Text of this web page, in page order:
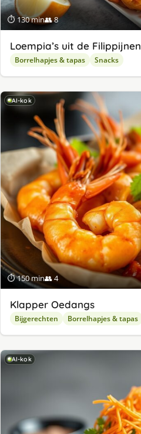
⏱ 130 min👥 8
Loempia’s uit de Filippijnen
Borrelhapjes & tapas Snacks
AI-kok
⏱ 150 min👥 4
Klapper Oedangs
Bijgerechten Borrelhapjes & tapas
AI-kok